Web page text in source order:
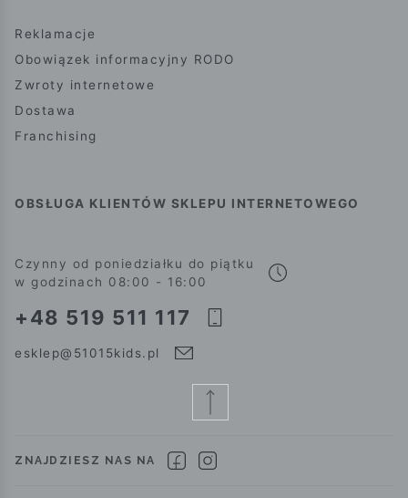
Reklamacje
Obowiązek informacyjny RODO
Zwroty internetowe
Dostawa
Franchising
OBSŁUGA KLIENTÓW SKLEPU INTERNETOWEGO
Czynny od poniedziałku do piątku
w godzinach 08:00 - 16:00
+48 519 511 117
esklep@51015kids.pl
ZNAJDZIESZ NAS NA